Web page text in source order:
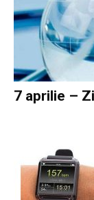
7 aprilie –